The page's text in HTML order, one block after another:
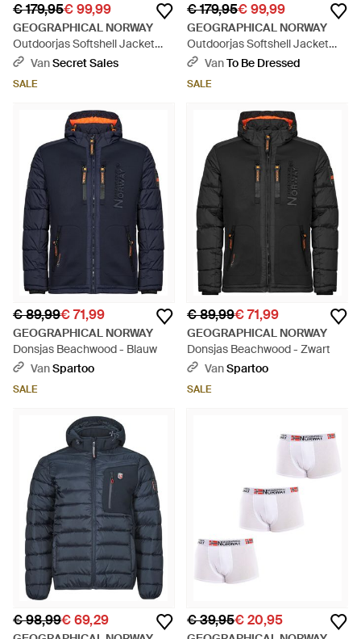
€ 179,95€ 99,99
GEOGRAPHICAL NORWAY
Outdoorjas Softshell Jacket
Torefact - Blauw
VanSecret Sales
SALE
€ 179,95€ 99,99
GEOGRAPHICAL NORWAY
Outdoorjas Softshell Jacket
Torefact - Groen
VanTo Be Dressed
SALE
€ 89,99€ 71,99
GEOGRAPHICAL NORWAY
Donsjas Beachwood - Blauw
VanSpartoo
SALE
€ 89,99€ 71,99
GEOGRAPHICAL NORWAY
Donsjas Beachwood - Zwart
VanSpartoo
SALE
€ 98,99€ 69,29 € 39,95€ 20,95